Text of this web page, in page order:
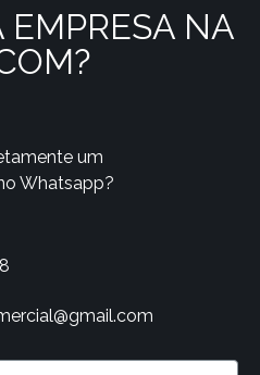
EMPRESA NA
um
Whatsapp?